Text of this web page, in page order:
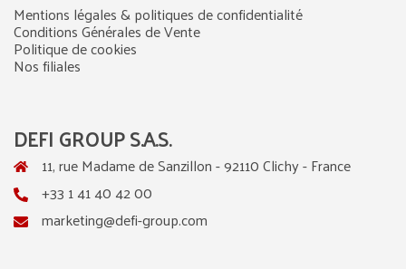
Mentions légales & politiques de confidentialité
Conditions Générales de Vente
Politique de cookies
Nos filiales
DEFI GROUP S.A.S.
11, rue Madame de Sanzillon - 92110 Clichy - France
+33 1 41 40 42 00
marketing@defi-group.com